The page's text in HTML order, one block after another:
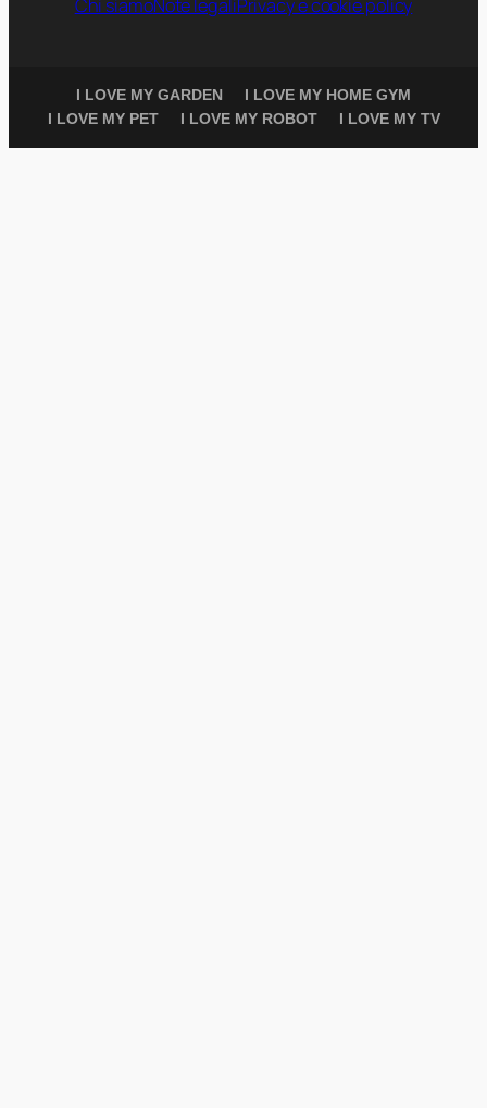
Chi siamoNote legaliPrivacy e cookie policy
I LOVE MY GARDEN
I LOVE MY HOME GYM
I LOVE MY PET
I LOVE MY ROBOT I LOVE MY TV